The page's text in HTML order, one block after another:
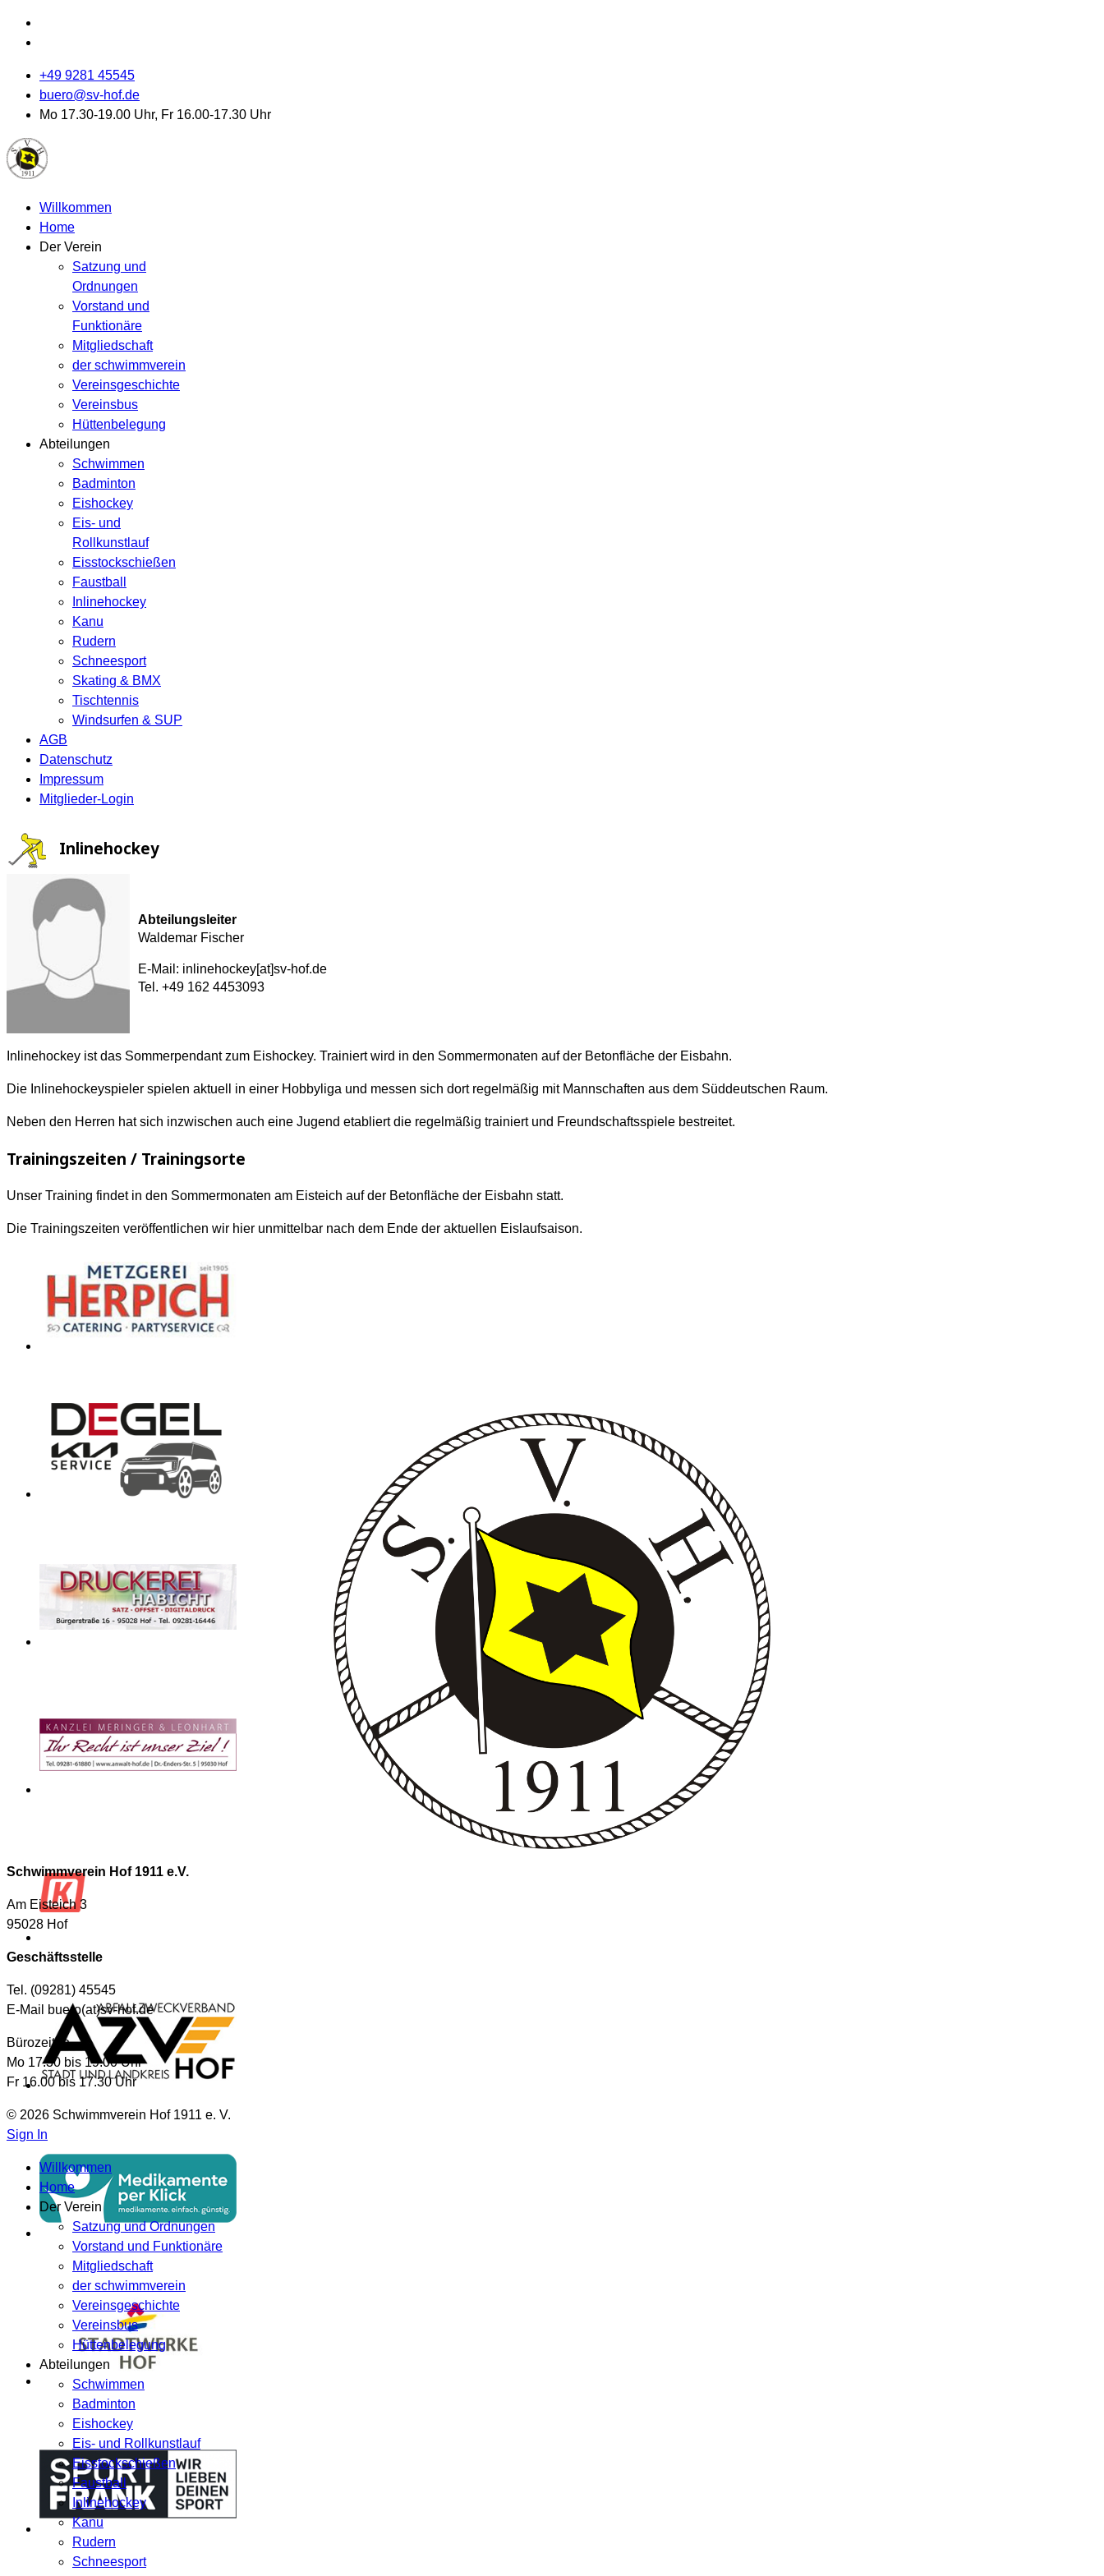
+49 9281 45545
buero@sv-hof.de
Mo 17.30-19.00 Uhr, Fr 16.00-17.30 Uhr
Willkommen
Home
Der Verein
Satzung und
Ordnungen
Vorstand und
Funktionäre
Mitgliedschaft
der schwimmverein
Vereinsgeschichte
Vereinsbus
Hüttenbelegung
Abteilungen
Schwimmen
Badminton
Eishockey
Eis- und
Rollkunstlauf
Eisstockschießen
Faustball
Inlinehockey
Kanu
Rudern
Schneesport
Skating & BMX
Tischtennis
Windsurfen & SUP
AGB
Datenschutz
Impressum
Mitglieder-Login
Inlinehockey
Abteilungsleiter
Waldemar Fischer
E-Mail: inlinehockey[at]sv-hof.de
Tel. +49 162 4453093
Inlinehockey ist das Sommerpendant zum Eishockey. Trainiert wird in den Sommermonaten auf der Betonfläche der Eisbahn.
Die Inlinehockeyspieler spielen aktuell in einer Hobbyliga und messen sich dort regelmäßig mit Mannschaften aus dem Süddeutschen Raum.
Neben den Herren hat sich inzwischen auch eine Jugend etabliert die regelmäßig trainiert und Freundschaftsspiele bestreitet.
Trainingszeiten / Trainingsorte
Unser Training findet in den Sommermonaten am Eisteich auf der Betonfläche der Eisbahn statt.
Die Trainingszeiten veröffentlichen wir hier unmittelbar nach dem Ende der aktuellen Eislaufsaison.
Schwimmverein Hof 1911 e.V.
Am Eisteich 3
95028 Hof
Geschäftsstelle
Tel. (09281) 45545
E-Mail buero(at)sv-hof.de
Bürozeiten
Mo 17.30 bis 19.00 Uhr
Fr 16.00 bis 17.30 Uhr
© 2026 Schwimmverein Hof 1911 e. V.
Sign In
Willkommen
Home
Der Verein
Satzung und Ordnungen
Vorstand und Funktionäre
Mitgliedschaft
der schwimmverein
Vereinsgeschichte
Vereinsbus
Hüttenbelegung
Abteilungen
Schwimmen
Badminton
Eishockey
Eis- und Rollkunstlauf
Eisstockschießen
Faustball
Inlinehockey
Kanu
Rudern
Schneesport